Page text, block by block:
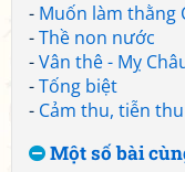
- Muốn làm thằng
-Thề non nước
-Vân thê - Mỵ
-Tống biệt
- Cảm thu, tiễn thu
Một số bài